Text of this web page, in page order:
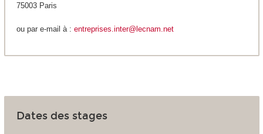
75003 Paris
ou par e-mail à : entreprises.inter@lecnam.net
Dates des stages